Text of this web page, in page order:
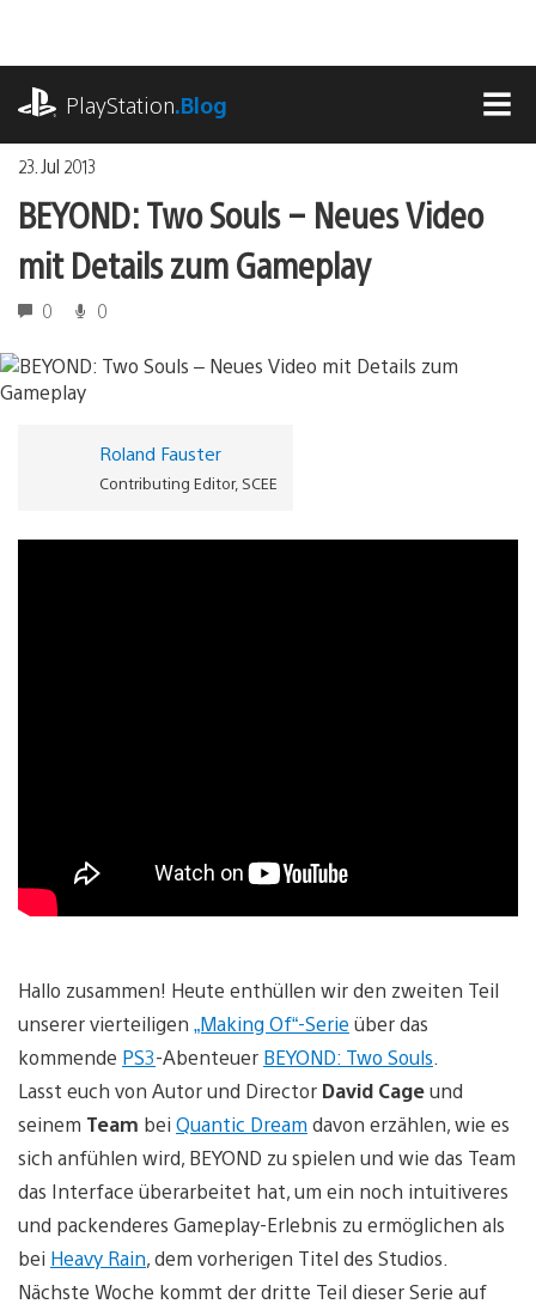
springen
PlayStation.Blog
23. Jul 2013
BEYOND: Two Souls – Neues Video
mit Details zum Gameplay
0 0
Roland Fauster
Contributing Editor, SCEE
Hallo zusammen! Heute enthüllen wir den zweiten Teil
unserer vierteiligen „Making Of“-Serie über das
kommende PS3-Abenteuer BEYOND: Two Souls
Lasst euch von Autor und Director David Cageund
seinem Team bei Quantic Dream davon erzählen, wie es
sich anfühlen wird, BEYOND zu spielen und wie das Team
das Interface überarbeitet hat, um ein noch intuitiveres
und packenderes Gameplay-Erlebnis zu ermöglichen als
bei Heavy Rain, dem vorherigen Titel des Studios.
Nächste Woche kommt der dritte Teil dieser Serie auf